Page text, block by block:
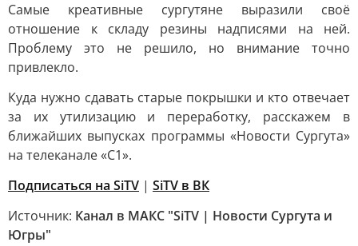
Самые креативные сургутяне выразили своё
отношение к складу резины надписями на ней.
Проблему это не решило, но внимание точно
привлекло.
Куда нужно сдавать старые покрышки и кто отвечает
за их утилизацию и переработку, расскажем в
ближайших выпусках программы «Новости Сургута»
на телеканале «С1».
Подписаться на SiTV | SiTV в ВК
Источник: Канал в МАКС "SiTV | Новости Сургута и
Югры"